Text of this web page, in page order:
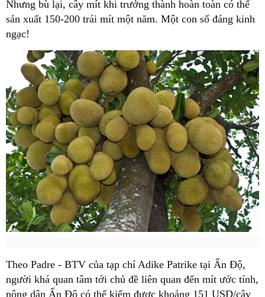
Nhưng bù lại, cây mít khi trưởng thành hoàn toàn có thể
sản xuất 150-200 trái mít một năm. Một con số đáng kinh
ngạc!
Theo Padre - BTV của tạp chí Adike Patrike tại Ấn Độ,
người khá quan tâm tới chủ đề liên quan đến mít ước tính,
nông dân Ấn Độ có thể kiếm được khoảng 151 USD/cây